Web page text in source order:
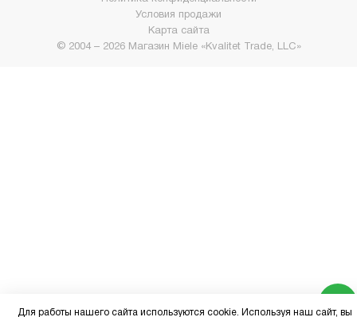
© 2004 – 2026 Магазин Miele «Kvalitet Trade, LLC»
Условия продажи
Карта сайта
Для работы нашего сайта используются cookie. Используя наш сайт, вы